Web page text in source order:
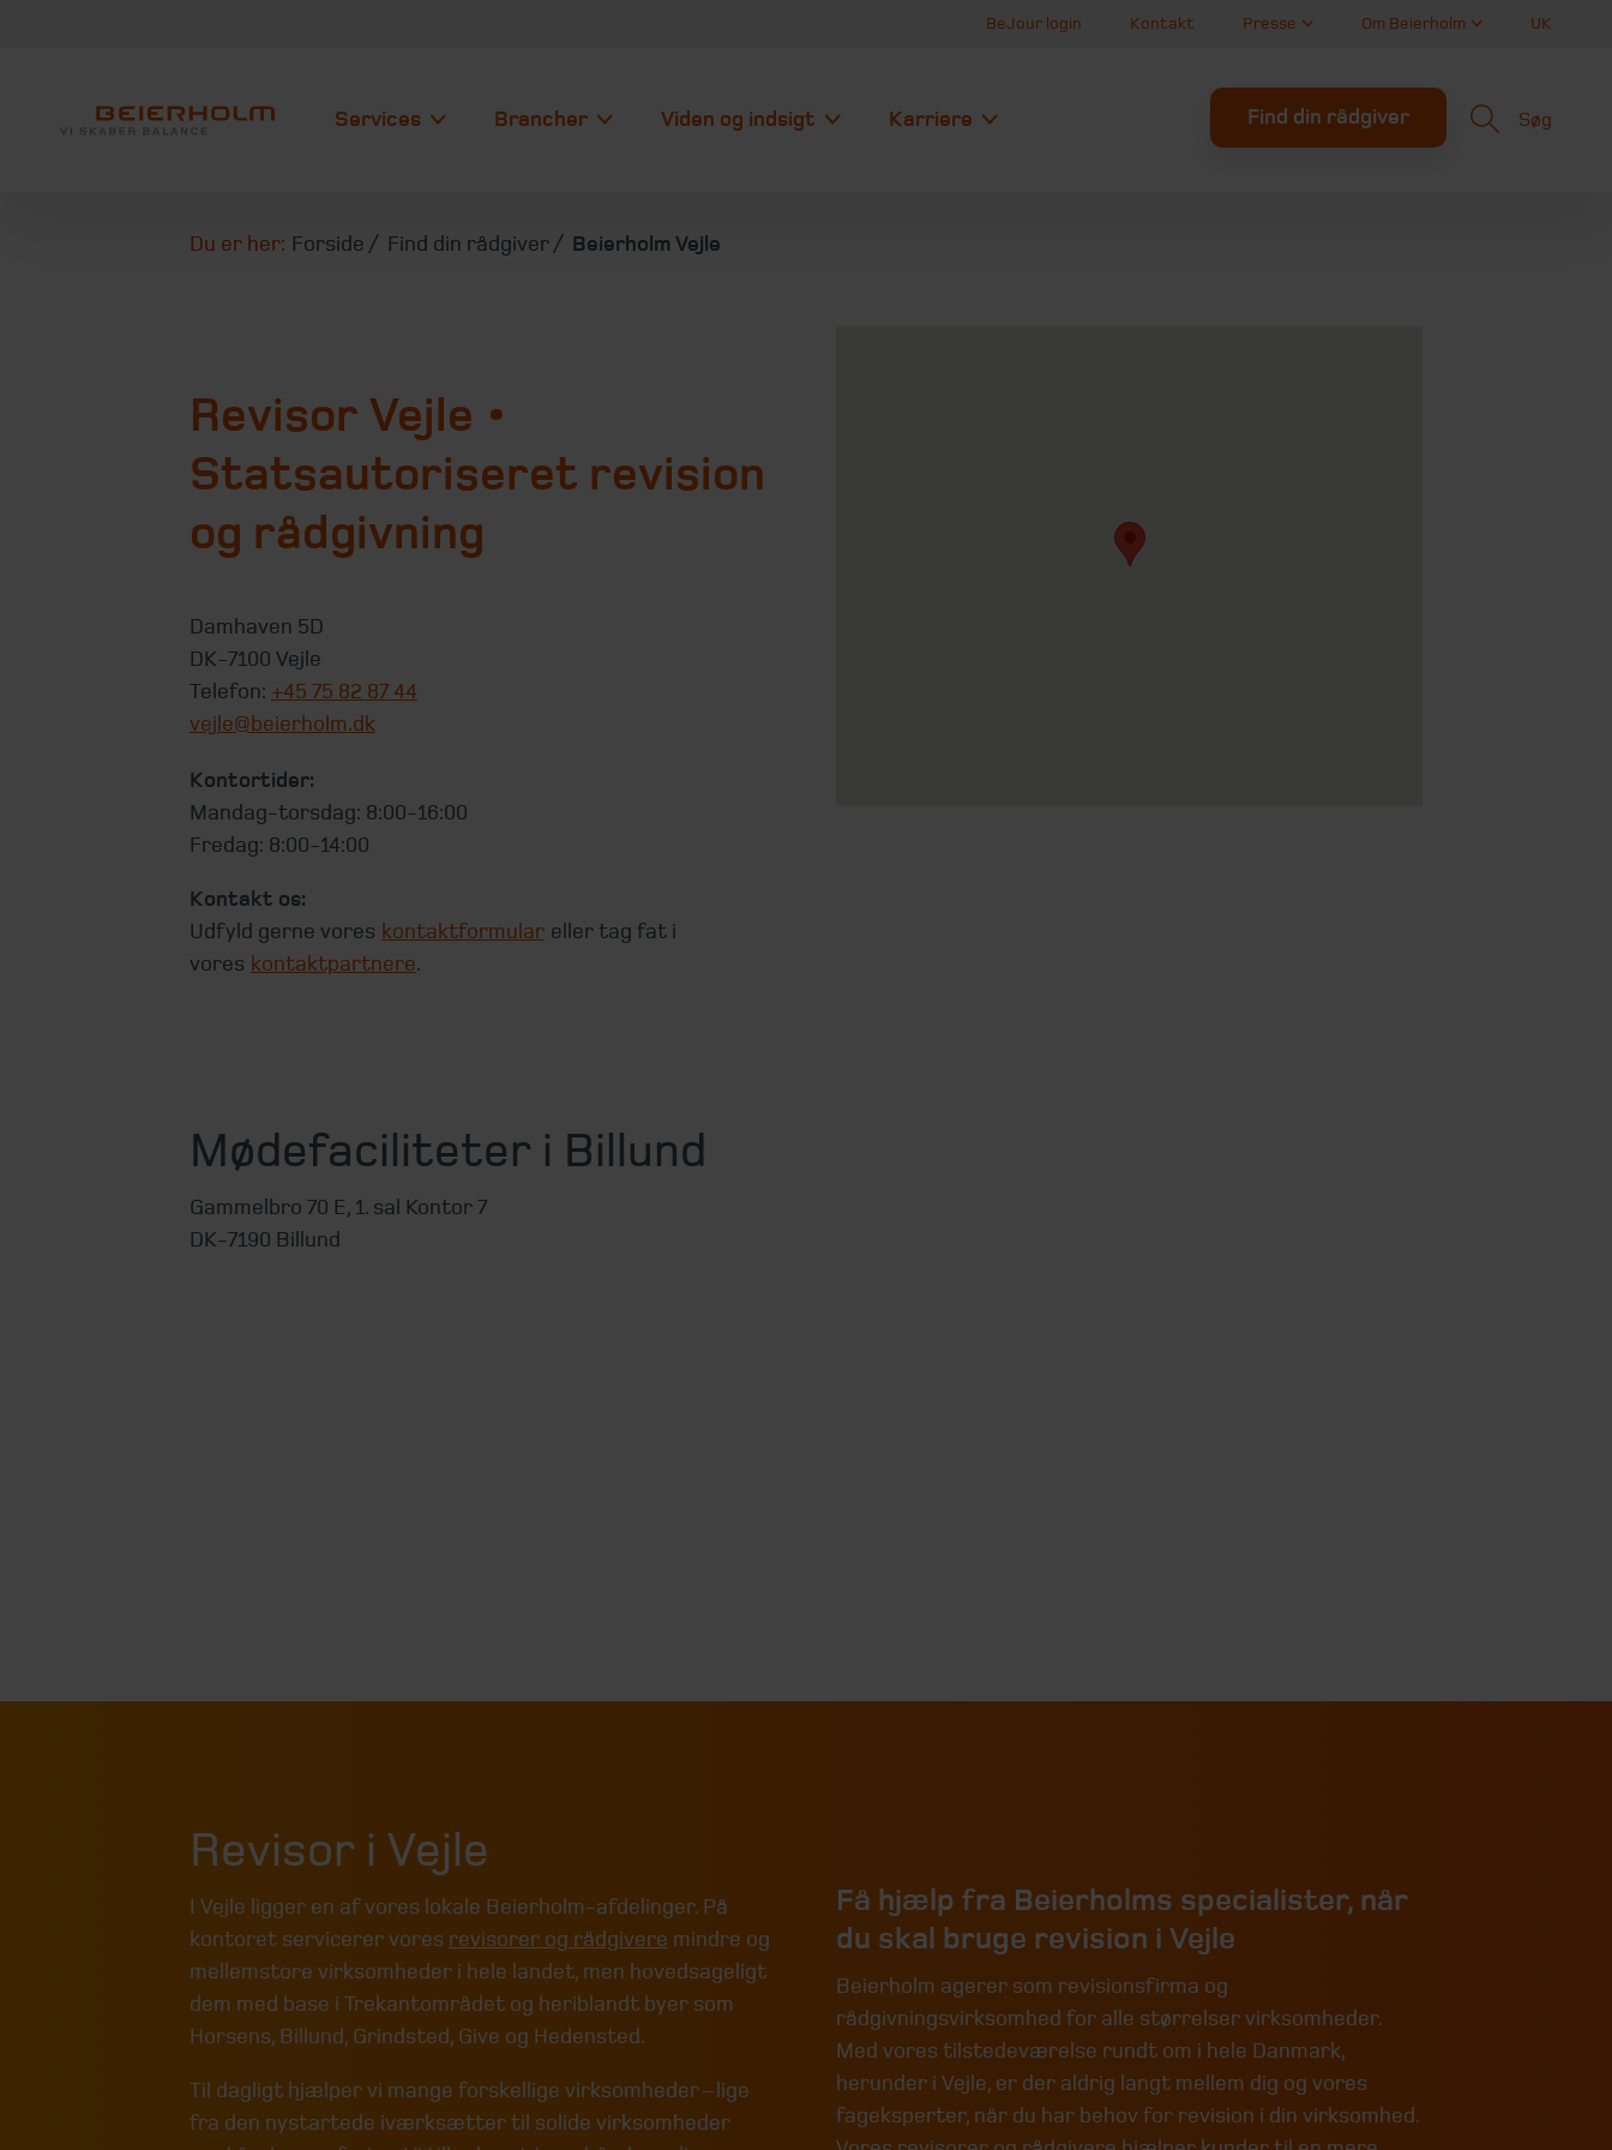
BeJour login Kontakt Presse Om Beierholm UK
Services Brancher Viden og indsigt Karriere Find din rådgiver Søg
Du er her: Forside Find din rådgiver Beierholm Vejle
Revisor Vejle •
Statsautoriseret revision
og rådgivning
Damhaven 5D
DK-7100 Vejle
Telefon: +45 75 82 87 44
vejle@beierholm.dk
Kontortider:
Mandag-torsdag: 8:00-16:00
Fredag: 8:00-14:00
Kontakt os:
Udfyld gerne vores kontaktformulareller tag fat i
vores kontaktpartnere.
Mødefaciliteter i Billund
Gammelbro 70 E, 1. sal Kontor 7
DK-7190 Billund
Revisor i Vejle
I Vejle ligger en af vores lokale Beierholm-afdelinger. På
kontoret servicerer vores revisorer og rådgivere mindre og
mellemstore virksomheder i hele landet, men hovedsageligt
dem med base i Trekantområdet og heriblandt byer som
Horsens, Billund, Grindsted, Give og Hedensted.
Til dagligt hjælper vi mange forskellige virksomheder – lige
fra den nystartede iværksætter til solide virksomheder
Få hjælp fra Beierholms specialister, når
du skal bruge revision i Vejle
Beierholm agerer som revisionsfirma og
rådgivningsvirksomhed for alle størrelser virksomheder.
Med vores tilstedeværelse rundt om i hele Danmark,
herunder i Vejle, er der aldrig langt mellem dig og vores
fageksperter, når du har behov for revision i din virksomhed .